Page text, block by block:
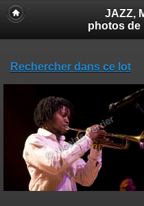
JAZZ,
photos de
Rechercher dans ce lot